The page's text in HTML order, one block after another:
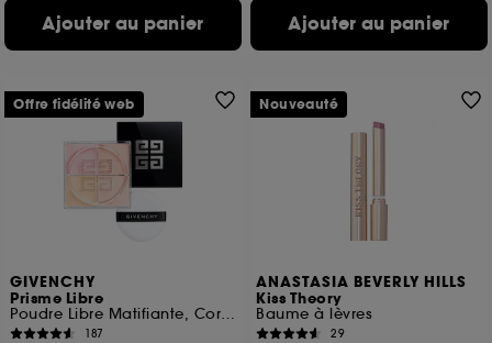
Ajouter au panier Ajouter au panier
GIVENCHY
Prisme Libre
Poudre Libre Matifiante, Correctrice et Lumineuse
187
Offre fidélité web
ANASTASIA BEVERLY HILLS
Kiss Theory
Baume à lèvres
29
Nouveauté